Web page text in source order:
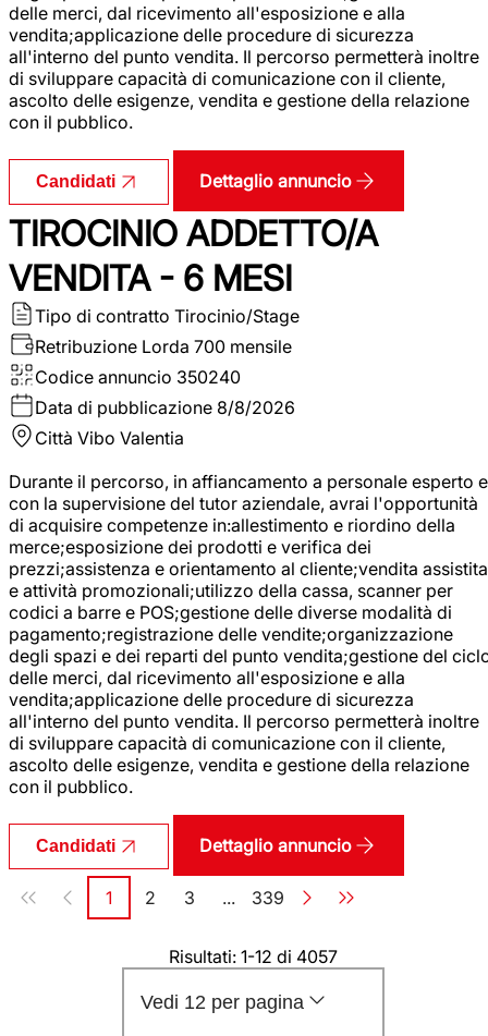
delle merci, dal ricevimento all'esposizione e alla
vendita;applicazione delle procedure di sicurezza
all'interno del punto vendita. Il percorso permetterà inoltre
di sviluppare capacità di comunicazione con il cliente,
ascolto delle esigenze, vendita e gestione della relazione
con il pubblico.
Candidati Dettaglio annuncio
TIROCINIO ADDETTO/A
VENDITA - 6 MESI
Tipo di contratto Tirocinio/Stage
Retribuzione Lorda 700 mensile
Codice annuncio 350240
Data di pubblicazione 8/8/2026
Città Vibo Valentia
Durante il percorso, in affiancamento a personale esperto e
con la supervisione del tutor aziendale, avrai l'opportunità
di acquisire competenze in:allestimento e riordino della
merce;esposizione dei prodotti e verifica dei
prezzi;assistenza e orientamento al cliente;vendita assistita
e attività promozionali;utilizzo della cassa, scanner per
codici a barre e POS;gestione delle diverse modalità di
pagamento;registrazione delle vendite;organizzazione
degli spazi e dei reparti del punto vendita;gestione del
delle merci, dal ricevimento all'esposizione e alla
vendita;applicazione delle procedure di sicurezza
all'interno del punto vendita. Il percorso permetterà inoltre
di sviluppare capacità di comunicazione con il cliente,
ascolto delle esigenze, vendita e gestione della relazione
con il pubblico.
Candidati Dettaglio annuncio
Paginazione
Pagina
1 Pagina
2 Pagina
3 ... Pagina
339
Risultati: 1-12 di 4057
Vedi 12 per pagina